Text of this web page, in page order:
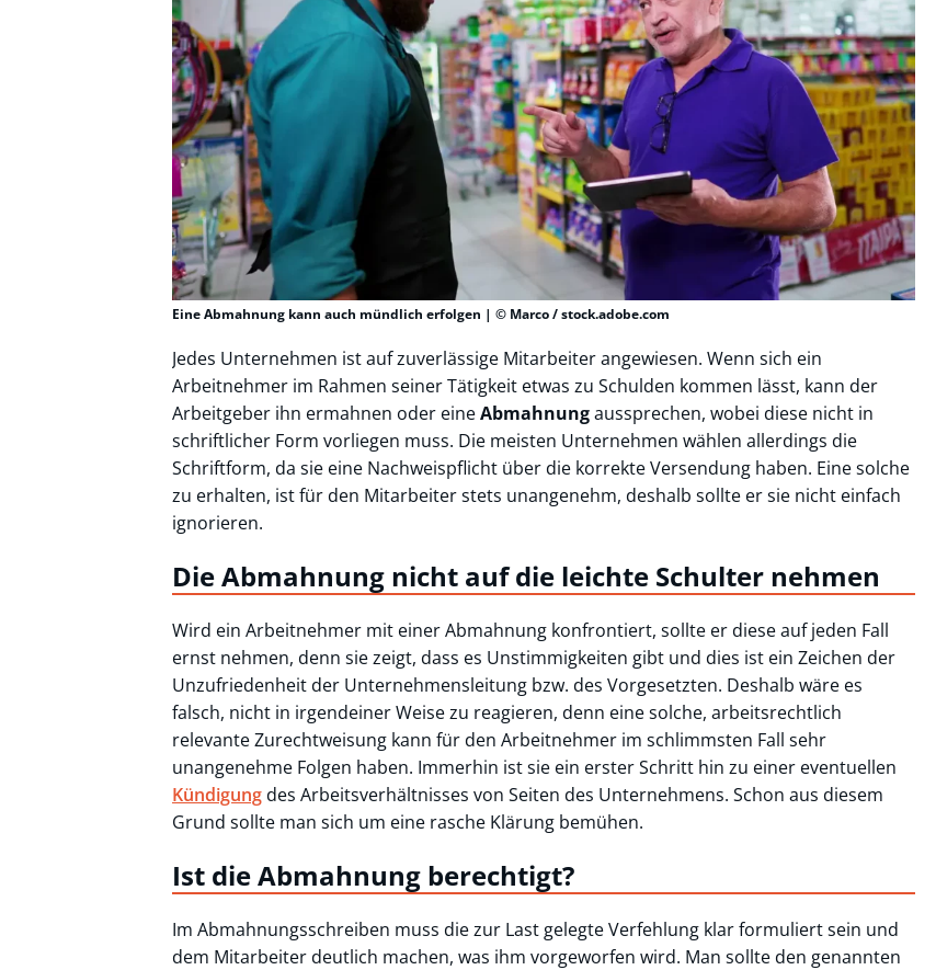
Eine Abmahnung kann auch mündlich erfolgen | © Marco / stock.adobe.com
Jedes Unternehmen ist auf zuverlässige Mitarbeiter angewiesen. Wenn sich ein
Arbeitnehmer im Rahmen seiner Tätigkeit etwas zu Schulden kommen lässt, kann der
Arbeitgeber ihn ermahnen oder eineAbmahnungaussprechen, wobei diese nicht in
schriftlicher Form vorliegen muss. Die meisten Unternehmen wählen allerdings die
Schriftform, da sie eine Nachweispflicht über die korrekte Versendung haben. Eine solche
zu erhalten, ist für den Mitarbeiter stets unangenehm, deshalb sollte er sie nicht einfach
ignorieren.
Die Abmahnung nicht auf die leichte Schulter nehmen
Wird ein Arbeitnehmer mit einer Abmahnung konfrontiert, sollte er diese auf jeden Fall
ernst nehmen, denn sie zeigt, dass es Unstimmigkeiten gibt und dies ist ein Zeichen der
Unzufriedenheit der Unternehmensleitung bzw. des Vorgesetzten. Deshalb wäre es
falsch, nicht in irgendeiner Weise zu reagieren, denn eine solche, arbeitsrechtlich
relevante Zurechtweisung kann für den Arbeitnehmer im schlimmsten Fall sehr
unangenehme Folgen haben. Immerhin ist sie ein erster Schritt hin zu einer eventuellen
Kündigungdes Arbeitsverhältnisses von Seiten des Unternehmens. Schon aus diesem
Grund sollte man sich um eine rasche Klärung bemühen.
Ist die Abmahnung berechtigt?
Im Abmahnungsschreiben muss die zur Last gelegte Verfehlung klar formuliert sein und
dem Mitarbeiter deutlich machen, was ihm vorgeworfen wird. Man sollte den genannten